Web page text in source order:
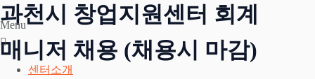
Menu
센터소개
과천시 창업지원센터 회계
매니저 채용 (채용시 마감)